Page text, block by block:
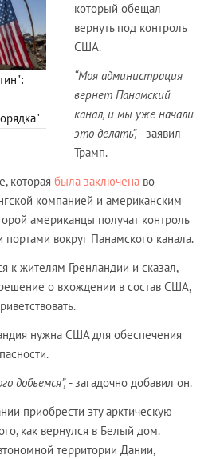
который обещал
вернуть под контроль
США.
“Моя администрация
вернет Панамский
канал, и мы уже начали
это делать”, - заявил
Трамп.
которая была заключена во
компанией и американским
американцы получат контроль
вокруг Панамского канала.
к жителям Гренландии и сказал,
о вхождении в состав США,
нужна США для обеспечения
добьемся”, - загадочно добавил он.
приобрести эту арктическую
как вернулся в Белый дом.
территории Дании,